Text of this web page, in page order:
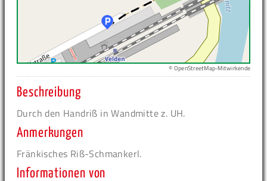
© OpenStreetMap-Mitwirkende
Beschreibung
Durch den Handriß in Wandmitte z. UH.
Anmerkungen
Fränkisches Riß-Schmankerl.
Informationen von